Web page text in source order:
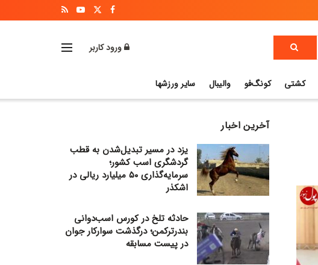
ورود کاربر
کشتی کونگ‌فو والیبال سایر ورزشها
آخرین اخبار
یزد در مسیر تبدیل‌شدن به قطب
گردشگری اسب کشور؛
سرمایه‌گذاری ۵۰ میلیارد ریالی در
اشکذر
حادثه تلخ در کورس اسب‌دوانی
بندرترکمن؛ درگذشت سوارکار جوان
در پیست مسابقه